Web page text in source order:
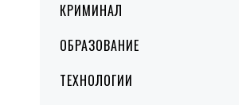
КРИМИНАЛ
ОБРАЗОВАНИЕ
ТЕХНОЛОГИИ